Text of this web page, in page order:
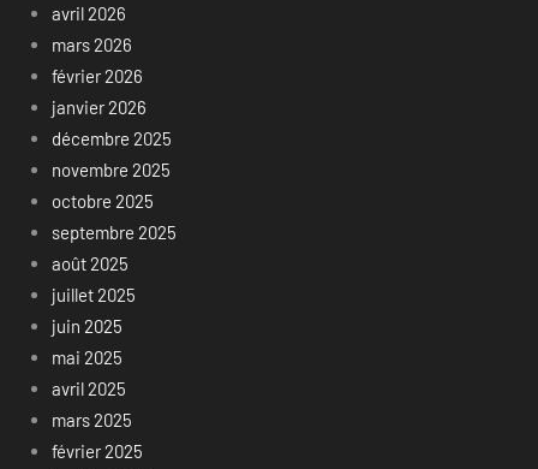
avril 2026
mars 2026
février 2026
janvier 2026
décembre 2025
novembre 2025
octobre 2025
septembre 2025
août 2025
juillet 2025
juin 2025
mai 2025
avril 2025
mars 2025
février 2025